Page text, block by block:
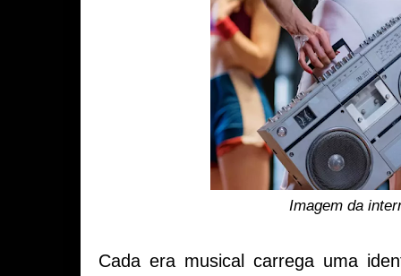
Imagem da
Cada era musical carrega uma